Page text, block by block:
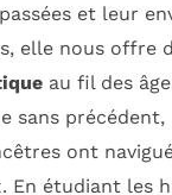
et leur
elle nous offre
au fil des
sans
ont
En étudiant les